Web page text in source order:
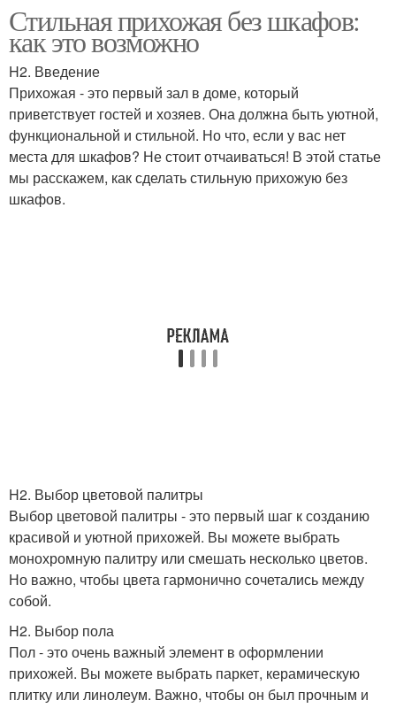
Стильная прихожая без шкафов:
как это возможно
H2. Введение
Прихожая - это первый зал в доме, который
приветствует гостей и хозяев. Она должна быть уютной,
функциональной и стильной. Но что, если у вас нет
места для шкафов? Не стоит отчаиваться! В этой статье
мы расскажем, как сделать стильную прихожую без
шкафов.
H2. Выбор цветовой палитры
Выбор цветовой палитры - это первый шаг к созданию
красивой и уютной прихожей. Вы можете выбрать
монохромную палитру или смешать несколько цветов.
Но важно, чтобы цвета гармонично сочетались между
собой.
H2. Выбор пола
Пол - это очень важный элемент в оформлении
прихожей. Вы можете выбрать паркет, керамическую
плитку или линолеум. Важно, чтобы он был прочным и